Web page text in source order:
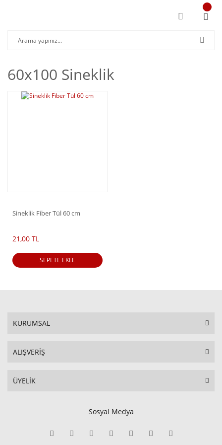
60x100 Sineklik
Sineklik Fiber Tül 60 cm
21,00 TL
SEPETE EKLE
KURUMSAL
ALIŞVERİŞ
ÜYELİK
Sosyal Medya